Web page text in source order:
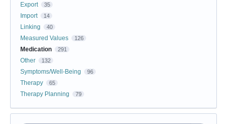
Export 35
Import 14
Linking 40
Measured Values 126
Medication 291
Other 132
Symptoms/Well-Being 96
Therapy 65
Therapy Planning 79